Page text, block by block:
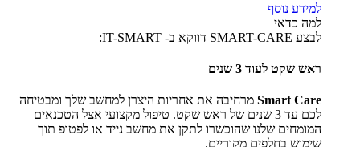
למידע נוסף
למה כדאי
לבצע SMART-CARE דווקא ב- IT-SMART:
ראש שקט לעוד 3 שנים
Smart Care מרחיבה את אחריות היצרן למחשב שלך ומבטיחה
לכם עד 3 שנים של ראש שקט. טיפול מקצועי אצל הטכנאים
המומחים שלנו שהוכשרו לתקן את מחשב נייד או לפטופ תוך
שימוש בחלפים מקוריים.